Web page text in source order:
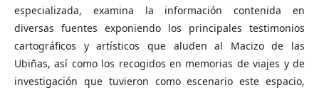
especializada, examina la información contenida en
diversas fuentes exponiendo los principales testimonios
cartográficos y artísticos que aluden al Macizo de las
Ubiñas, así como los recogidos en memorias de viajes y de
investigación que tuvieron como escenario este espacio,